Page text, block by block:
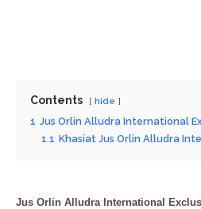
Contents hide
1 Jus Orlin Alludra International
1.1 Khasiat Jus Orlin Alludra
Jus Orlin Alludra International